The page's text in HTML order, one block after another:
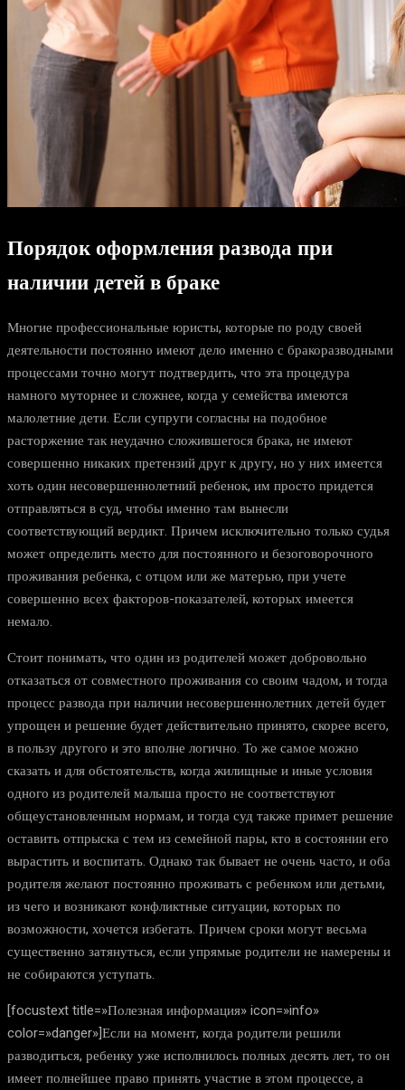
Порядок оформления развода при
наличии детейв браке
Многие профессиональные юристы, которые по роду своей
деятельности постоянно имеют дело именно с бракоразводными
процессами точно могут подтвердить, что эта процедура
намного муторнее и сложнее, когда у семейства имеются
малолетние дети. Если супруги согласны на подобное
расторжение так неудачно сложившегося брака, не имеют
совершенно никаких претензий друг к другу, но у них имеется
хоть один несовершеннолетний ребенок, им просто придется
отправляться в суд, чтобы именно там вынесли
соответствующий вердикт. Причем исключительно только судья
может определить место для постоянного и безоговорочного
проживания ребенка, с отцом или же матерью, при учете
совершенно всех факторов-показателей, которых имеется
немало.
Стоит понимать, что один из родителей может добровольно
отказаться от совместного проживания со своим чадом, и тогда
процесс развода при наличии несовершеннолетних детей будет
упрощен и решение будет действительно принято, скорее всего,
в пользу другого и это вполне логично. То же самое можно
сказать и для обстоятельств, когда жилищные и иные условия
одного из родителей малыша просто не соответствуют
общеустановленным нормам, и тогда суд также примет решение
оставить отпрыска с тем из семейной пары, кто в состоянии его
вырастить и воспитать. Однако так бывает не очень часто, и оба
родителя желают постоянно проживать с ребенком или детьми,
из чего и возникают конфликтные ситуации, которых по
возможности, хочется избегать. Причем сроки могут весьма
существенно затянуться, если упрямые родители не намерены и
не собираются уступать.
[focustext title=»Полезная информация» icon=»info»
color=»danger»]Если на момент, когда родители решили
разводиться, ребенку уже исполнилось полных десять лет, то он
имеет полнейшее право принять участие в этом процессе, а